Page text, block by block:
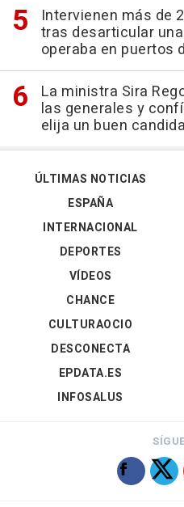
Intervienen más de
tras desarticular
operaba en puertos
La ministra Sira
las generales y
elija un buen
ÚLTIMAS NOTICIAS
ESPAÑA
INTERNACIONAL
DEPORTES
VÍDEOS
CHANCE
CULTURAOCIO
DESCONECTA
EPDATA.ES
INFOSALUS